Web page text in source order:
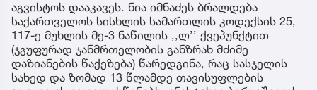
აგვისტოს დააკავეს. ნია იმნაძეს ბრალდება
საქართველოს სისხლის სამართლის კოდექსის 25,
117-ე მუხლის მე-3 ნაწილის ,,ლ’’ ქვეპუნქტით
(ჯგუფურად ჯანმრთელობის განზრახ მძიმე
დაზიანების წაქეზება) წარედგინა, რაც სასჯელის
სახედ და ზომად 13 წლამდე თავისუფლების